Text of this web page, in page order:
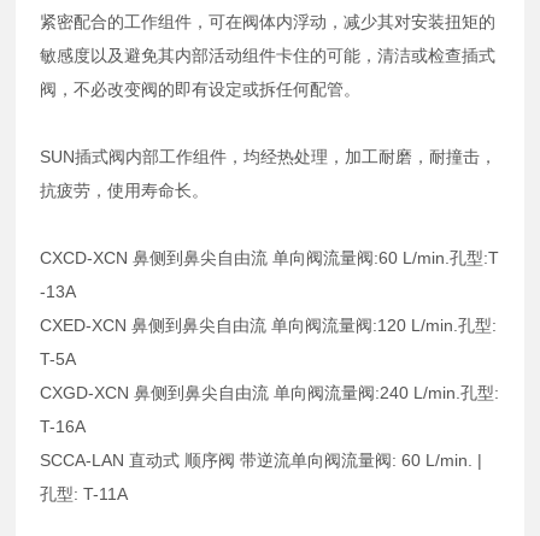
紧密配合的工作组件，可在阀体内浮动，减少其对安装扭矩的
敏感度以及避免其内部活动组件卡住的可能，清洁或检查插式
阀，不必改变阀的即有设定或拆任何配管。
SUN插式阀内部工作组件，均经热处理，加工耐磨，耐撞击，
抗疲劳，使用寿命长。
CXCD-XCN 鼻侧到鼻尖自由流 单向阀流量阀:60 L/min.孔型:T
-13A
CXED-XCN 鼻侧到鼻尖自由流 单向阀流量阀:120 L/min.孔型:
T-5A
CXGD-XCN 鼻侧到鼻尖自由流 单向阀流量阀:240 L/min.孔型:
T-16A
SCCA-LAN 直动式 顺序阀 带逆流单向阀流量阀: 60 L/min. |
孔型: T-11A